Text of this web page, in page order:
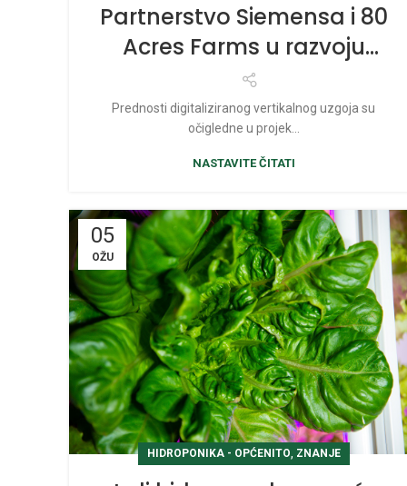
Partnerstvo Siemensa i 80
Acres Farms u razvoju
vertikalnih farmi
Prednosti digitaliziranog vertikalnog uzgoja su
očigledne u projek...
NASTAVITE ČITATI
05
OŽU
HIDROPONIKA - OPĆENITO, ZNANJE